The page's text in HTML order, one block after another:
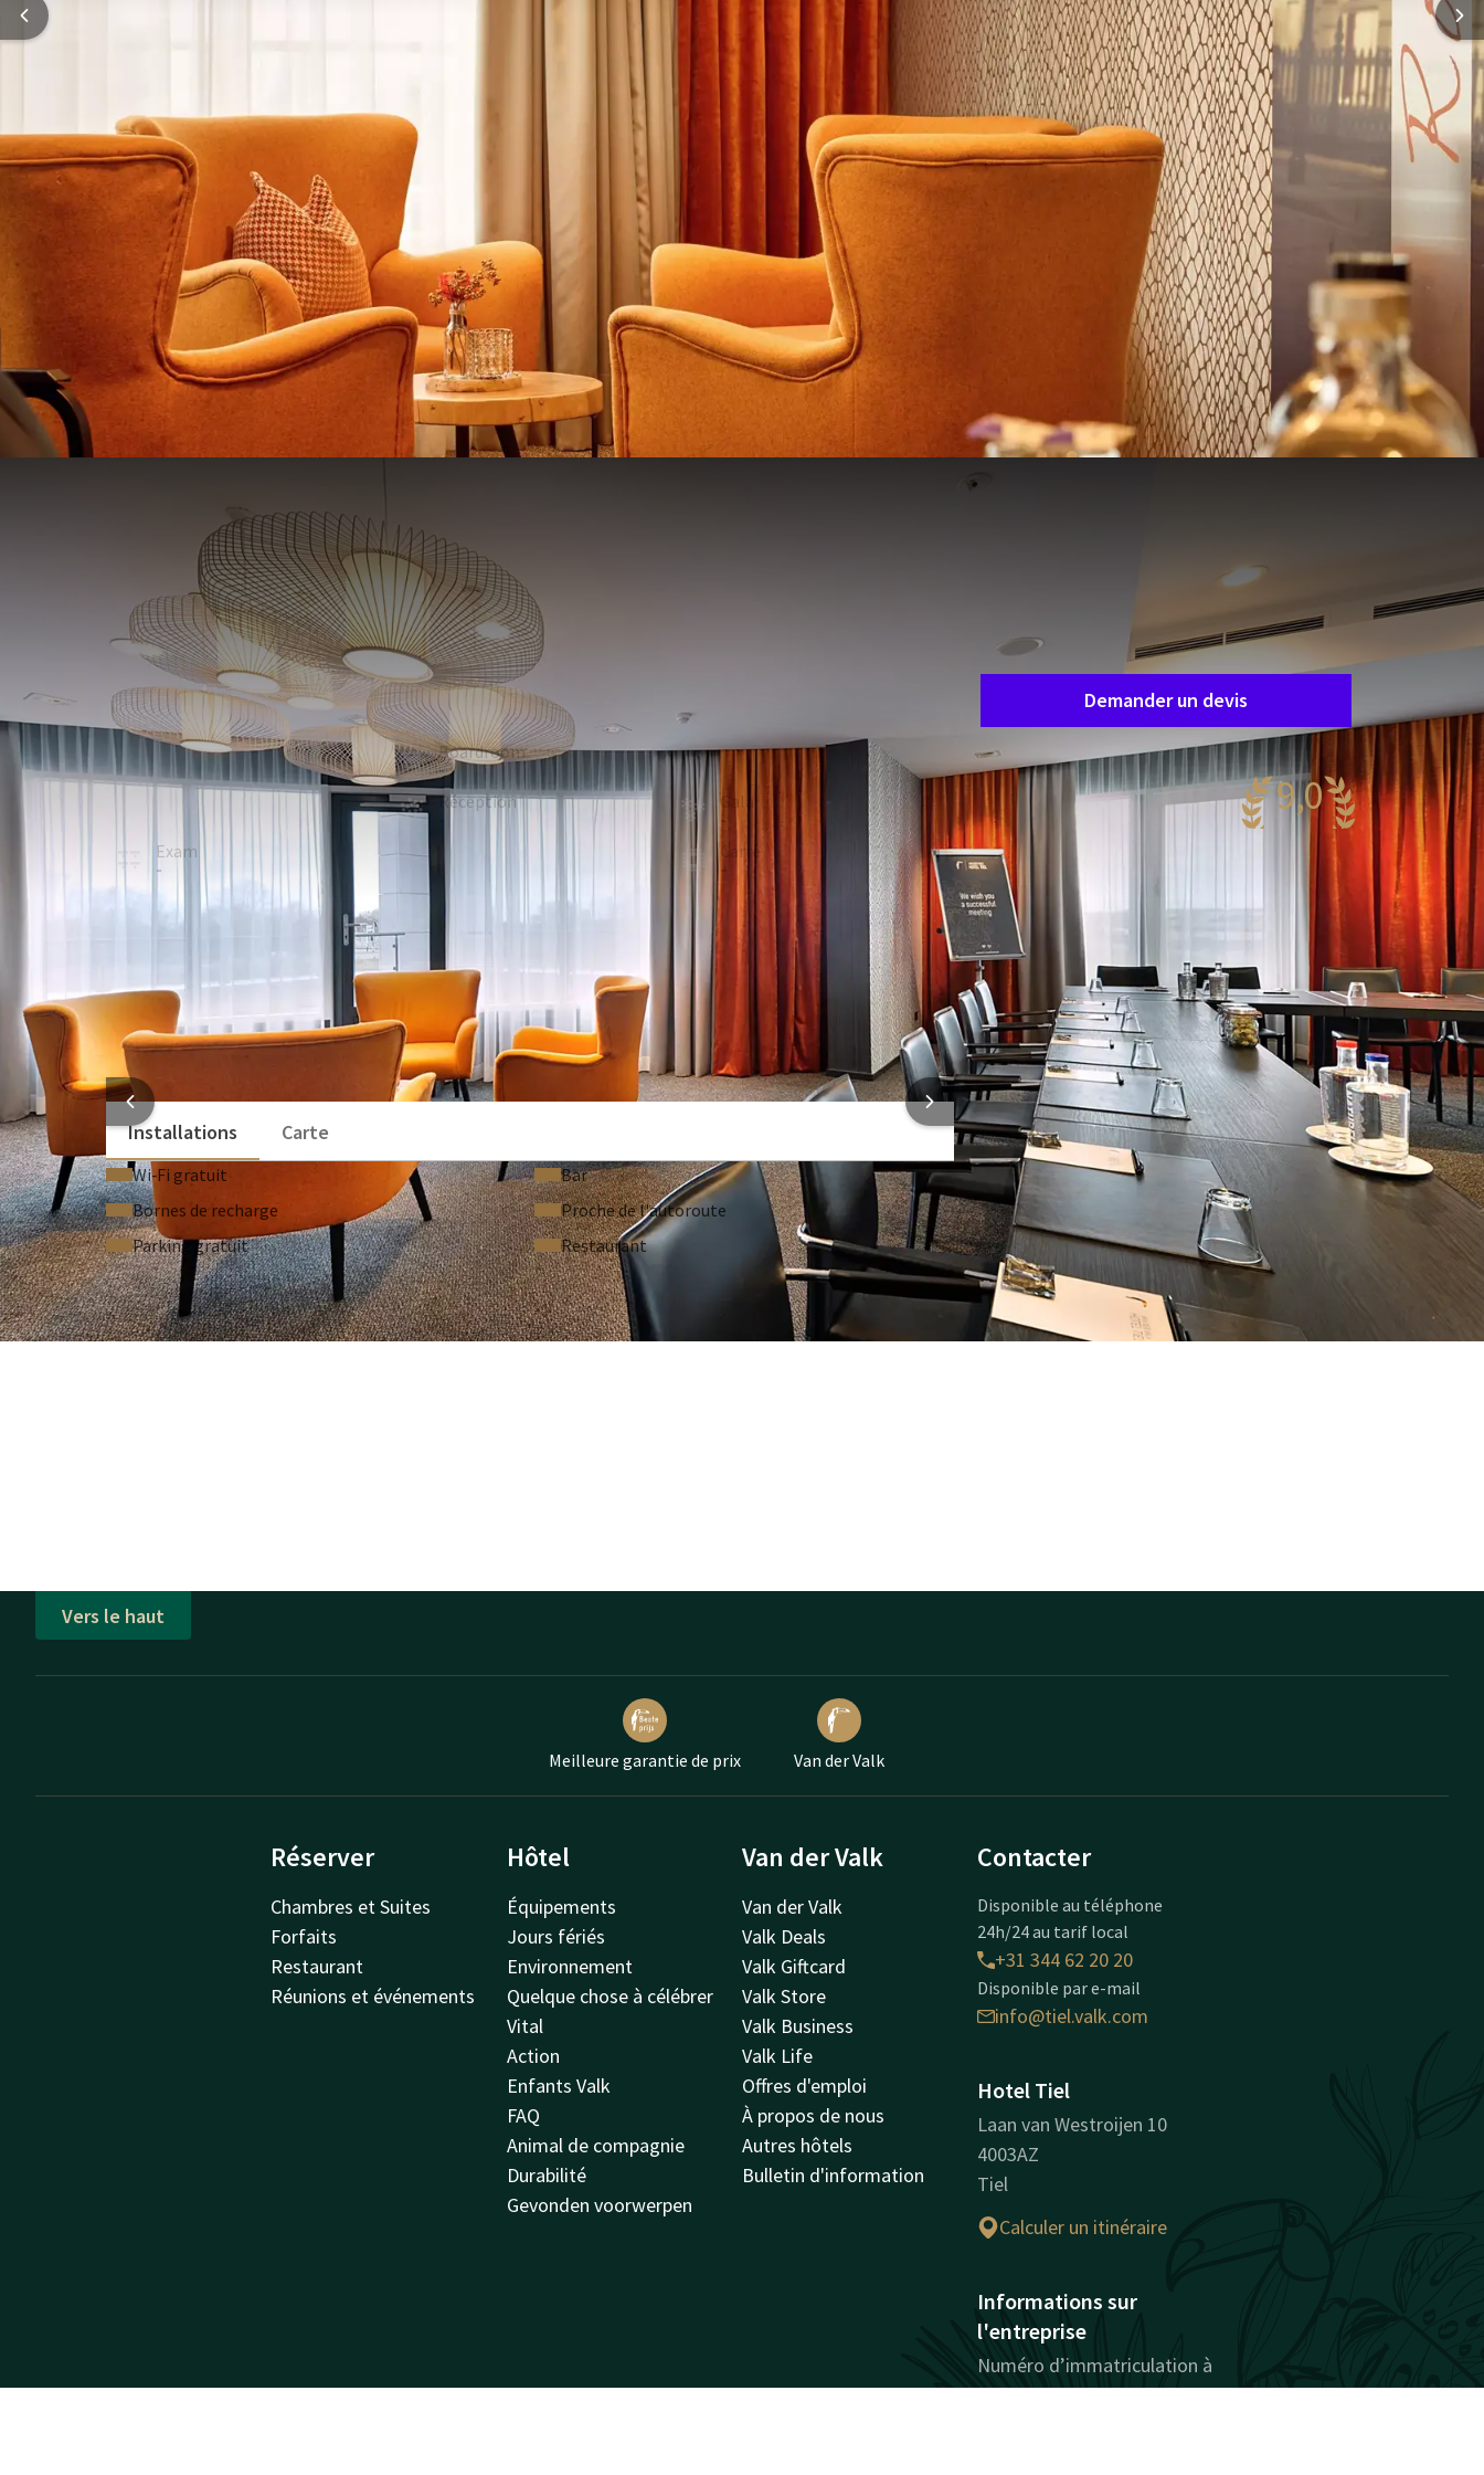
Royal Gala
109m²
La salle Royal Gala est aménagée de manière moderne, permettant toute disposition de réunion souhaitée. Elle
dispose d’un projecteur et d’un écran de projection, ainsi que de la lumière du jour avec possibilité d’occultation.
La salle comprend plusieurs espaces assis confortables et donne accès à des balcons des deux côtés. À l’Hôtel
Tiel, vous pouvez utiliser le Wi-Fi gratuit.
En U
22
Boardroom
-
Théâtre
80
Réception
Gala
-
Exam
-
Carré
-
ÉQUIPEMENTS DE LA SALLE
Dans la salle
Occultation de la salle
Climatisation
Vidéoprojecteur
Paperboard
Écran de projection
engagement, et nous vous contacterons
rapidement pour définir ensemble vos besoins.
Demander un devis
9,0
Magnifique
483 reviews
INFORMATIONS SUR L'HÔTEL
Installations
Carte
Wi‑Fi gratuit
Bar
Bornes de recharge
Proche de l'autoroute
Parking gratuit
Restaurant
Vers le haut
Meilleure garantie de prix Van der Valk
Réserver
Chambres et Suites
Forfaits
Restaurant
Réunions et événements
Hôtel
Équipements
Jours fériés
Environnement
Quelque chose à célébrer
Vital
Action
Enfants Valk
FAQ
Animal de compagnie
Durabilité
Gevonden voorwerpen
Van der Valk
Van der Valk
Valk Deals
Valk Giftcard
Valk Store
Valk Business
Valk Life
Offres d'emploi
À propos de nous
Autres hôtels
Bulletin d'information
Contacter
Disponible au téléphone
24h/24 au tarif local
+31 344 62 20 20
Disponible par e-mail
info@tiel.valk.com
Hotel Tiel
Laan van Westroijen 10
4003AZ
Tiel
Calculer un itinéraire
Informations sur
l'entreprise
Numéro d’immatriculation à
la chambre de commerce: